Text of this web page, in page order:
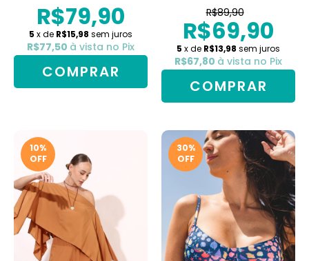
R$79,90
5 x de R$15,98 sem juros
R$77,50 à vista no Pix
COMPRAR
R$89,90
R$69,90
5 x de R$13,98 sem juros
R$67,80 à vista no Pix
COMPRAR
10%
OFF
30%
OFF